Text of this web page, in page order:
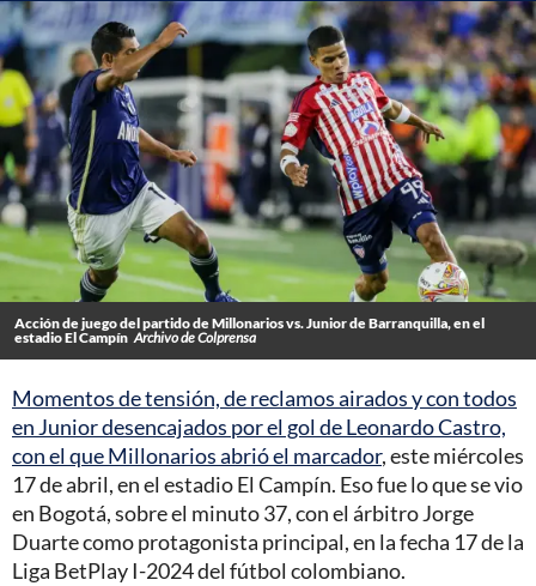
Acción de juego del partido de Millonarios vs. Junior de Barranquilla, en el
estadio El Campín Archivo de Colprensa
Momentos de tensión, de reclamos airados y con todos
en Junior desencajados por el gol de Leonardo Castro,
con el que Millonarios abrió el marcador, este miércoles
17 de abril, en el estadio El Campín. Eso fue lo que se vio
en Bogotá, sobre el minuto 37, con el árbitro Jorge
Duarte como protagonista principal, en la fecha 17 de la
Liga BetPlay I-2024 del fútbol colombiano.